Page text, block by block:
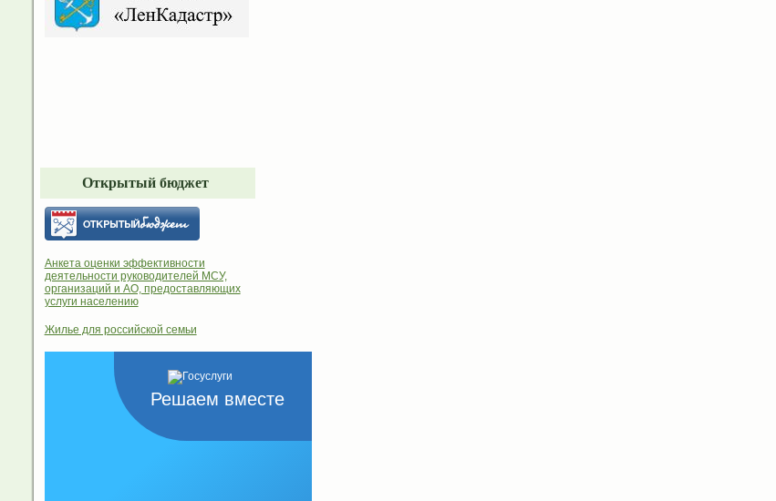
Открытый бюджет
Анкета оценки эффективности
деятельности руководителей МСУ,
организаций и АО, предоставляющих
услуги населению
Жилье для российской семьи
Решаем вместе